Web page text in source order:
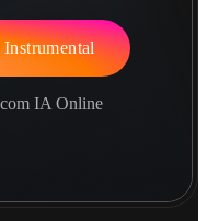
Instrumental
IA Online